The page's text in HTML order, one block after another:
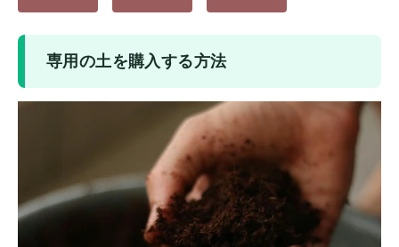
専用の土を購入する方法